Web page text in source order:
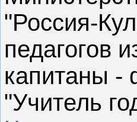
"Россия-
педагогов
капитаны -
"Учитель